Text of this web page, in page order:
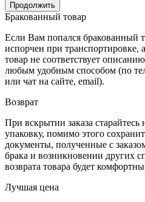
Продолжить
Бракованный товар
Если Вам попался бракованный
испорчен при транспортировке,
товар не соответствует
любым удобным способом (по
или чат на сайте, email).
Возврат
При вскрытии заказа старайтесь
упаковку, помимо этого
документы, полученные с
брака и возникновении других
возврата товара будет
Лучшая цена